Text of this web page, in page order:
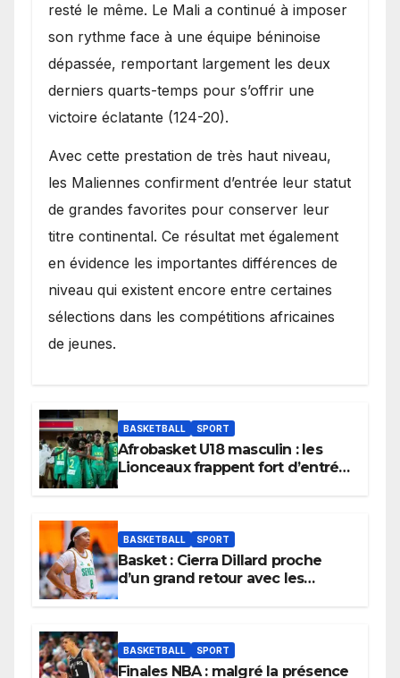
resté le même. Le Mali a continué à imposer
son rythme face à une équipe béninoise
dépassée, remportant largement les deux
derniers quarts-temps pour s’offrir une
victoire éclatante (124-20).
Avec cette prestation de très haut niveau,
les Maliennes confirment d’entrée leur statut
de grandes favorites pour conserver leur
titre continental. Ce résultat met également
en évidence les importantes différences de
niveau qui existent encore entre certaines
sélections dans les compétitions africaines
de jeunes.
BASKETBALL SPORT
Afrobasket U18 masculin : les
Lionceaux frappent fort d’entrée
BASKETBALL SPORT
Basket : Cierra Dillard proche
d’un grand retour avec les
BASKETBALL SPORT
Finales NBA : malgré la présence